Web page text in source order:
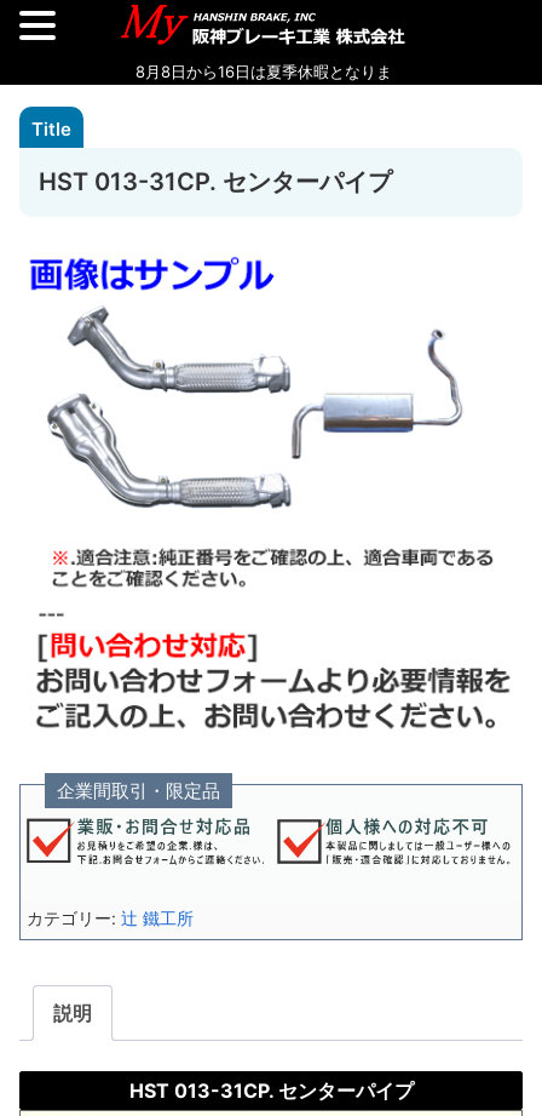
HST 013-31CP. センターパイプ
企業間取引・限定品
カテゴリー: 辻 鐵工所
説明
HST 013-31CP. センターパイプ